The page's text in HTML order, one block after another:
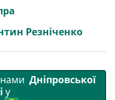
r
Резніченко
Дніпровської
у